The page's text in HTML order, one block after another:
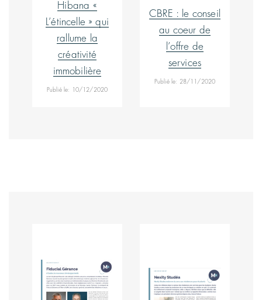
Hibana «
L’étincelle » qui
rallume la
créativité
immobilière
Publié le: 10/12/2020
CBRE : le conseil
au coeur de
l’offre de
services
Publié le: 28/11/2020